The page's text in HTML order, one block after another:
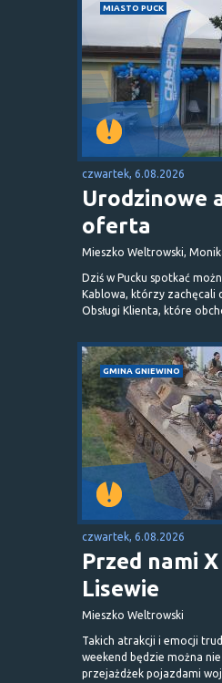
MIASTO PUCK
czwartek, 6.08.2026
Urodzinowe
oferta
Mieszko Weltrowski,
Dziś w Pucku spotkać
Kablowa, którzy zachęcali
Obsługi Klienta, które
GMINA GNIEWINO
czwartek, 6.08.2026
Przed nami
Lisewie
Mieszko Weltrowski
Takich atrakcji i emocji
weekend będzie można
przejażdżek pojazdami